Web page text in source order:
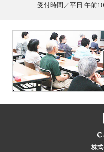
受付時間／平日 午前
株